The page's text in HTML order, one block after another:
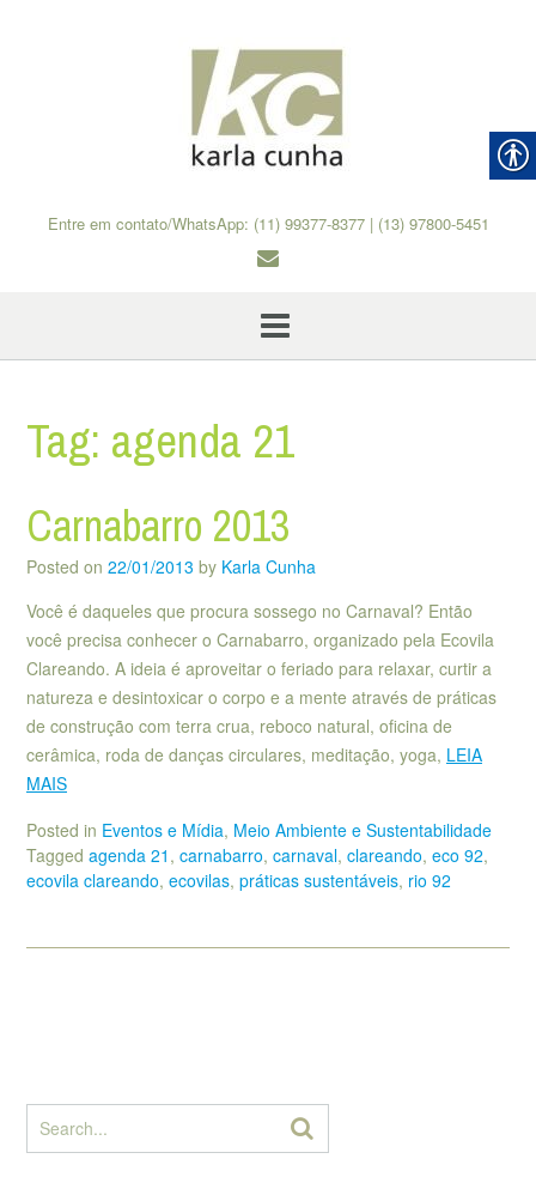
Entre em contato/WhatsApp: (11) 99377-8377 | (13) 97800-5451
Tag: agenda 21
Carnabarro 2013
Posted on 22/01/2013 by Karla Cunha
Você é daqueles que procura sossego no Carnaval? Então
você precisa conhecer o Carnabarro, organizado pela Ecovila
Clareando. A ideia é aproveitar o feriado para relaxar, curtir a
natureza e desintoxicar o corpo e a mente através de práticas
de construção com terra crua, reboco natural, oficina de
cerâmica, roda de danças circulares, meditação, yoga, LEIA
MAIS
Posted in Eventos e Mídia, Meio Ambiente e Sustentabilidade
Tagged agenda 21 , carnabarro, carnaval, clareando, eco 92,
ecovila clareando, ecovilas, práticas sustentáveis, rio 92